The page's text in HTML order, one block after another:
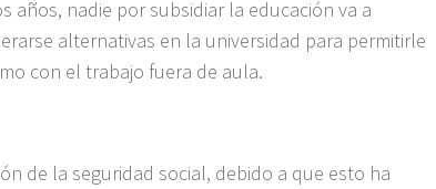
años, nadie por subsidiar la educación va a
alternativas en la universidad para permitirle
con el trabajo fuera de aula.
de la seguridad social, debido a que esto ha